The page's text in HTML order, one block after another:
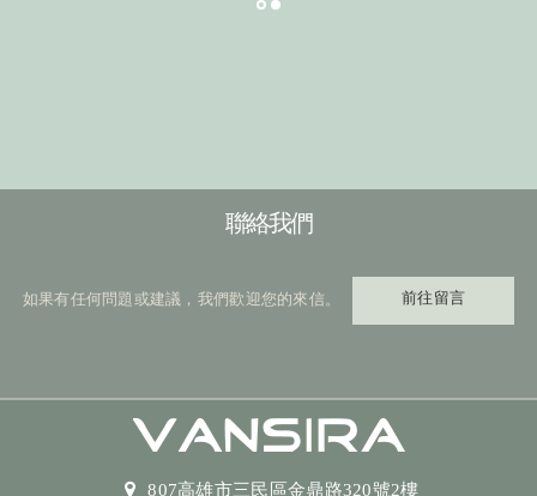
聯絡我們
如果有任何問題或建議，我們歡迎您的來信。 前往留言
807高雄市三民區金鼎路320號2樓